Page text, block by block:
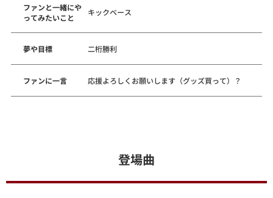
ファンと一緒にや
ってみたいこと
キックベース
夢や目標 二桁勝利
ファンに一言 応援よろしくお願いします（グッズ買って）？
登場曲